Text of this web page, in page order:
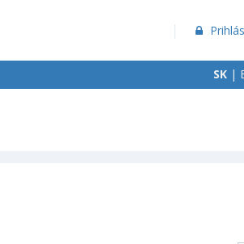
SK |